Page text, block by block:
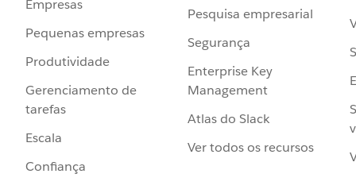
Empresas
Pequenas empresas
Produtividade
Gerenciamento de
tarefas
Escala
Confiança
Pesquisa empresarial
Segurança
Enterprise Key
Management
Atlas do Slack
Ver todos os recursos